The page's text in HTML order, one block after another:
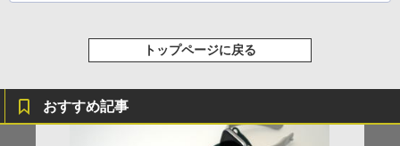
トップページに戻る
おすすめ記事